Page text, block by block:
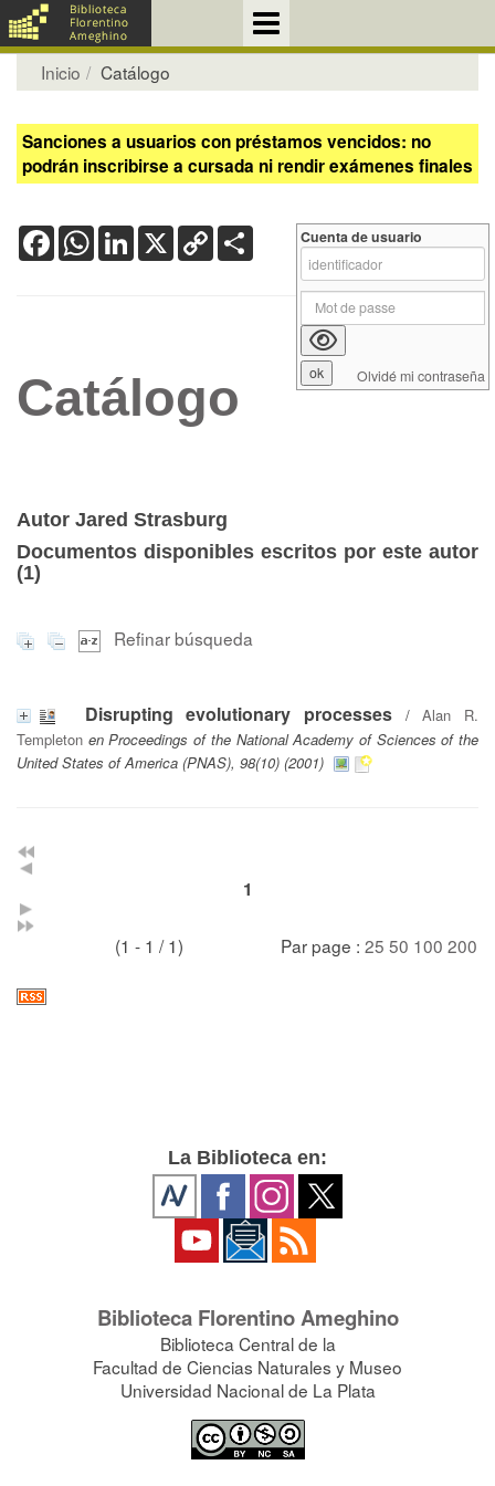
Inicio Catálogo
Sanciones a usuarios con préstamos vencidos: no
podrán inscribirse a cursada ni rendir exámenes finales
FacebookWhatsApp
LinkedIn
X Copy
Link
Catálogo
Autor Jared Strasburg
Documentos disponibles escritos por este autor
(1)
Refinar búsqueda
Disrupting evolutionary processes /Alan R.
Templeton en Proceedings of the National Academy of Sciences of the
United States of America (PNAS), 98(10) (2001)
1
(1 - 1 / 1) Par page : 25 50 100 200
Cuenta de usuario
Olvidé mi contraseña
La Biblioteca en:
Biblioteca Florentino Ameghino
Biblioteca Central de la
Facultad de Ciencias Naturales y Museo
Universidad Nacional de La Plata